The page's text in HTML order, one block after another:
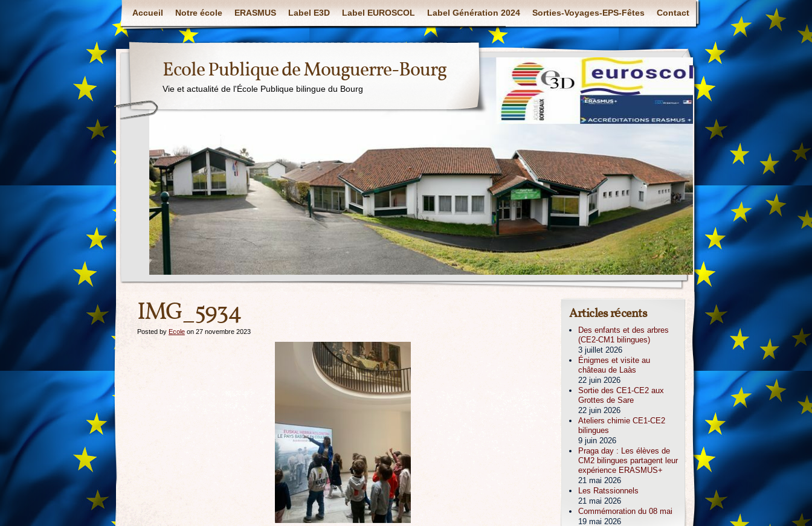
Accueil Notre école ERASMUS Label E3D Label EUROSCOL Label Génération 2024 Sorties-Voyages-EPS-Fêtes Contact
Ecole Publique de Mouguerre-Bourg
Vie et actualité de l'École Publique bilingue du Bourg
IMG_5934
Posted by Ecole on 27 novembre 2023
Articles récents
Des enfants et des arbres
(CE2-CM1 bilingues)
3 juillet 2026
Énigmes et visite au
château de Laàs
22 juin 2026
Sortie des CE1-CE2 aux
Grottes de Sare
22 juin 2026
Ateliers chimie CE1-CE2
bilingues
9 juin 2026
Praga day : Les élèves de
CM2 bilingues partagent leur
expérience ERASMUS+
21 mai 2026
Les Ratssionnels
21 mai 2026
Commémoration du 08 mai
19 mai 2026